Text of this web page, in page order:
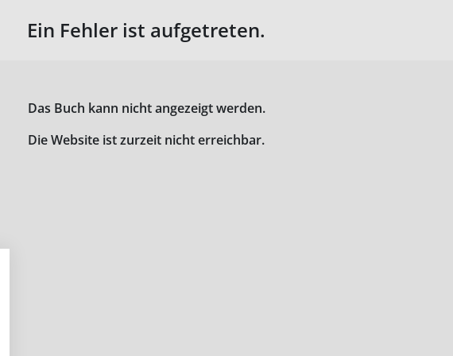
Ein Fehler ist aufgetreten.
Das Buch kann nicht angezeigt werden.
Die Website ist zurzeit nicht erreichbar.